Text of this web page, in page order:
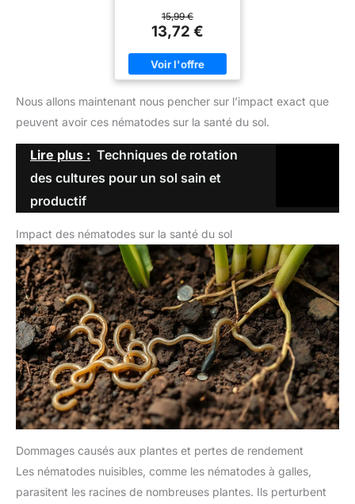
15,99 €
13,72 €
Nous allons maintenant nous pencher sur l’impact exact que
peuvent avoir ces nématodes sur la santé du sol.
Lire plus : Techniques de rotation
des cultures pour un sol sain et
productif
Impact des nématodes sur la santé du sol
Dommages causés aux plantes et pertes de rendement
Les nématodes nuisibles, comme les nématodes à galles,
parasitent les racines de nombreuses plantes. Ils perturbent